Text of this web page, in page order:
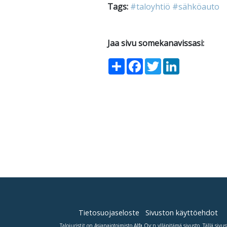
Tags: #taloyhtiö #sähköauto
Jaa sivu somekanavissasi:
ShareFacebook
Twitter
Tietosuojaseloste Sivuston käyttöehdot
Talojuristit on Asianajotoimisto Alfa Oy:n ylläpitämä sivusto. Tällä